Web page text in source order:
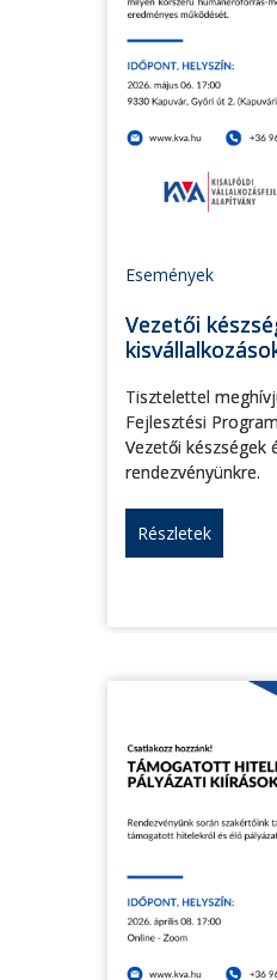
Események
Vezetői
Tisztelettel
Fejlesztési
Vezetői készségek
rendezvényünkre.
Részletek